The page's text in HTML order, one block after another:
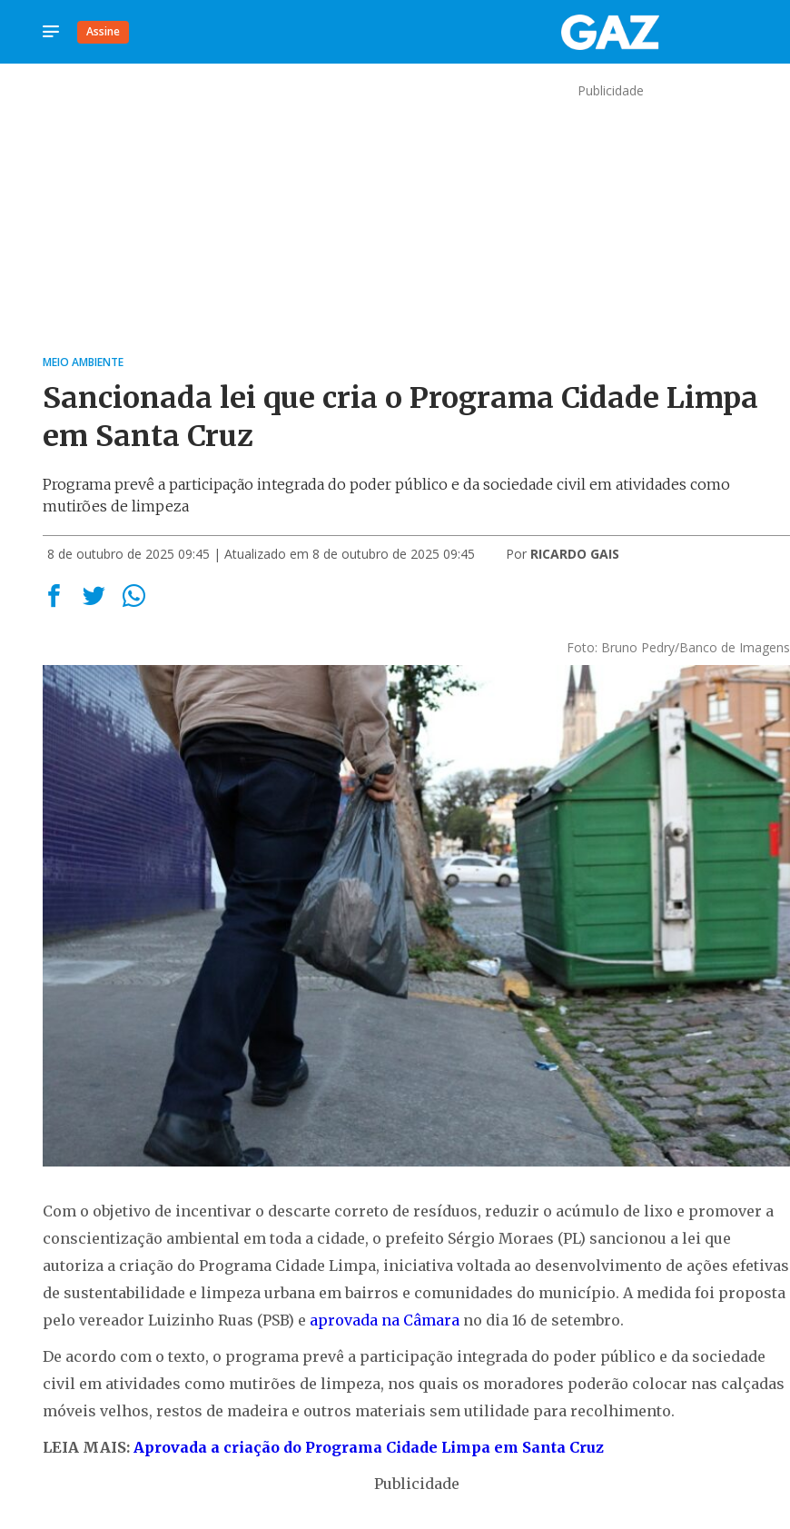
Assine
Publicidade
MEIO AMBIENTE
Sancionada lei que cria o Programa Cidade Limpa
em Santa Cruz
Programa prevê a participação integrada do poder público e da sociedade civil em atividades como
mutirões de limpeza
8 de outubro de 2025 09:45 | Atualizado em 8 de outubro de 2025 09:45 Por RICARDO GAIS
Foto: Bruno Pedry/Banco de Imagens
Com o objetivo de incentivar o descarte correto de resíduos, reduzir o acúmulo de lixo e promover a
conscientização ambiental em toda a cidade, o prefeito Sérgio Moraes (PL) sancionou a lei que
autoriza a criação do Programa Cidade Limpa, iniciativa voltada ao desenvolvimento de ações efetivas
de sustentabilidade e limpeza urbana em bairros e comunidades do município. A medida foi proposta
pelo vereador Luizinho Ruas (PSB) e aprovada na Câmara no dia 16 de setembro.
De acordo com o texto, o programa prevê a participação integrada do poder público e da sociedade
civil em atividades como mutirões de limpeza, nos quais os moradores poderão colocar nas calçadas
móveis velhos, restos de madeira e outros materiais sem utilidade para recolhimento.
LEIA MAIS: Aprovada a criação do Programa Cidade Limpa em Santa Cruz
Publicidade